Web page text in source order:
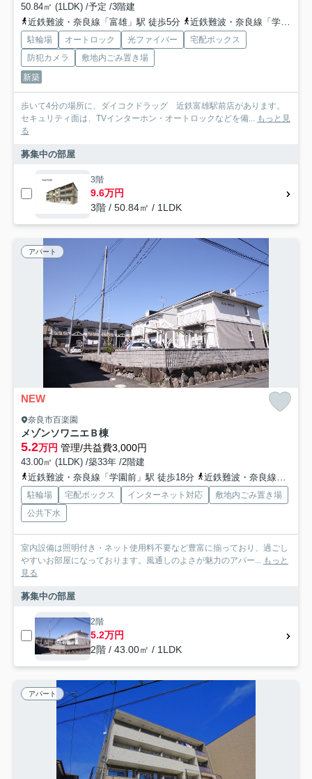
50.84㎡ (1LDK) /予定 /3階建
近鉄難波・奈良線「富雄」駅 徒歩5分
近鉄難波・奈良線「学園前」駅 徒歩21分
駐輪場 オートロック 光ファイバー
宅配ボックス
防犯カメラ
敷地内ごみ置き場
新築
歩いて4分の場所に、ダイコクドラッグ 近鉄富雄駅前店があります。
セキュリティ面は、TVインターホン・オートロックなどを備...
もっと見
る
募集中の部屋
3階
9.6万円
3階 / 50.84㎡ / 1LDK
アパート
NEW
奈良市百楽園
メゾンソワニエＢ棟
5.2万円 管理/共益費3,000円
43.00㎡ (1LDK) /築33年 /2階建
近鉄難波・奈良線「学園前」駅 徒歩18分
近鉄難波・奈良線「富雄」駅 徒歩14分
駐輪場 宅配ボックス インターネット対応
敷地内ごみ置き場
公共下水
室内設備は照明付き・ネット使用料不要など豊富に揃っており、過ごし
やすいお部屋になっております。風通しのよさが魅力のアパー... もっと
見る
募集中の部屋
2階
5.2万円
2階 / 43.00㎡ / 1LDK
アパート